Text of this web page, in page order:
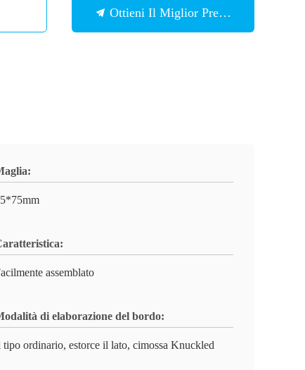
Ottieni Il Miglior Prezzo
assemblato
di elaborazione del bordo:
tipo ordinario, estorce il lato, cimossa Knuckled